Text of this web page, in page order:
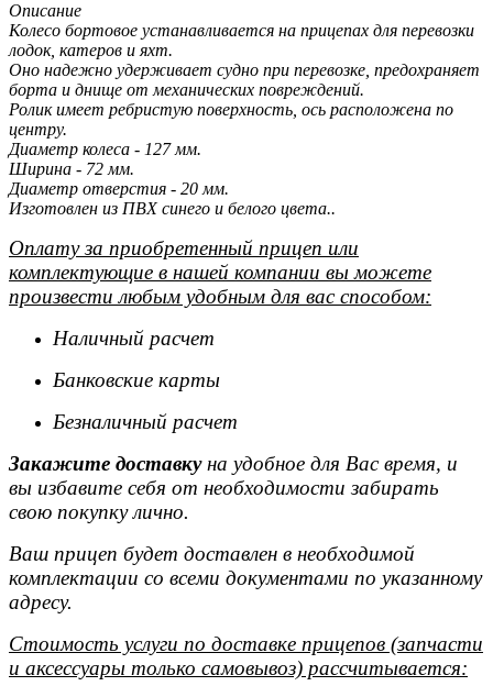
Описание
Колесо бортовое устанавливается на прицепах для перевозки
лодок, катеров и яхт.
Оно надежно удерживает судно при перевозке, предохраняет
борта и днище от механических повреждений.
Ролик имеет ребристую поверхность, ось расположена по
центру.
Диаметр колеса - 127 мм.
Ширина - 72 мм.
Диаметр отверстия - 20 мм.
Изготовлен из ПВХ синего и белого цвета..
Оплату за приобретенный прицеп или
комплектующие в нашей компании вы можете
произвести любым удобным для вас способом:
Наличный расчет
Банковские карты
Безналичный расчет
Закажите доставкуна удобное для Вас время, и
вы избавите себя от необходимости забирать
свою покупку лично.
Ваш прицеп будет доставлен в необходимой
комплектации со всеми документами по указанному
адресу.
Стоимость услуги по доставке прицепов (запчасти
и аксессуары только самовывоз) рассчитывается: